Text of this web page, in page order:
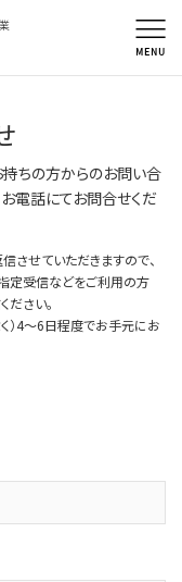
ちの方からのお問い合
電話にてお問合せくだ
させていただきますので、
定受信などをご利用の方
ださい。
）4～6日程度でお手元にお